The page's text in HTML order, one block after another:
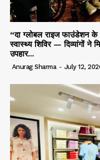
“दा ग्लोबल राइज फाउंडेशन के
स्वास्थ्य शिविर — दिव्यांगों ने
उपहार...
Anurag Sharma - July 12,